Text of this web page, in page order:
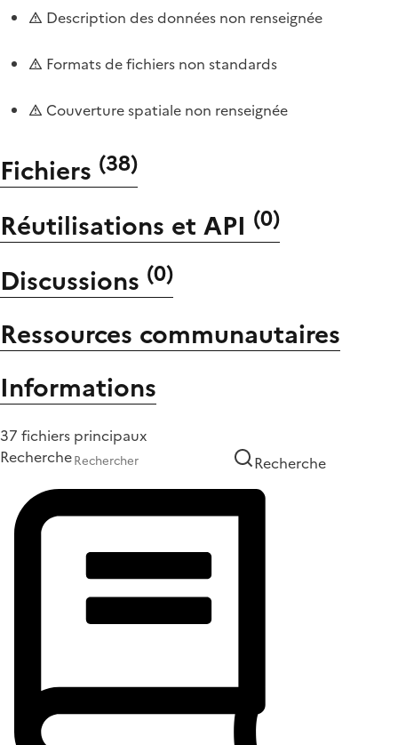
Description des données non renseignée
Formats de fichiers non standards
Couverture spatiale non renseignée
Fichiers (38)
Réutilisations et API (0)
Discussions (0)
Ressources communautaires
Informations
37 fichiers principaux
Recherche
Recherche